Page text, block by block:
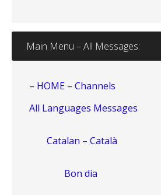
Main Menu – All Messages:
– HOME – Channels
All Languages Messages
Catalan – Català
Bon dia